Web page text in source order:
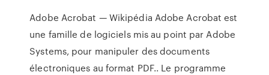
Adobe Acrobat — Wikipédia Adobe Acrobat est
une famille de logiciels mis au point par Adobe
Systems, pour manipuler des documents
électroniques au format PDF.. Le programme